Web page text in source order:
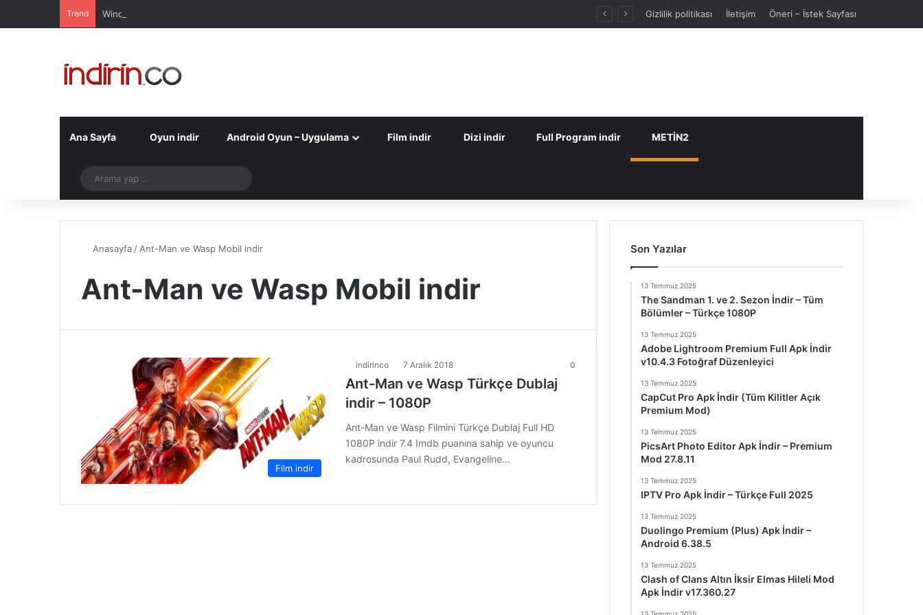
Trend Windows 10 Pro indir – Türkçe – Güncel 2025 Gizlilik politikası İletişim Öneri – İstek Sayfası
Ana Sayfa Oyun indir Android Oyun – Uygulama Film indir Dizi indir Full Program indir METİN2
Telegram
yap
Anasayfa / Ant-Man ve Wasp Mobil indir
Ant-Man ve Wasp Mobil indir
Film indir
indirinco 7 Aralık 2018 0
Ant-Man ve Wasp Türkçe Dublaj
indir – 1080P
Ant-Man ve Wasp Filmini Türkçe Dublaj Full HD
1080P indir 7.4 Imdb puanına sahip ve oyuncu
kadrosunda Paul Rudd, Evangeline…
Son Yazılar
13 Temmuz 2025
The Sandman 1. ve 2. Sezon İndir – Tüm
Bölümler – Türkçe 1080P
13 Temmuz 2025
Adobe Lightroom Premium Full Apk İndir
v10.4.3 Fotoğraf Düzenleyici
13 Temmuz 2025
CapCut Pro Apk İndir (Tüm Kilitler Açık
Premium Mod)
13 Temmuz 2025
PicsArt Photo Editor Apk İndir – Premium
Mod 27.8.11
13 Temmuz 2025
IPTV Pro Apk İndir – Türkçe Full 2025
13 Temmuz 2025
Duolingo Premium (Plus) Apk İndir –
Android 6.38.5
13 Temmuz 2025
Clash of Clans Altın İksir Elmas Hileli Mod
Apk İndir v17.360.27